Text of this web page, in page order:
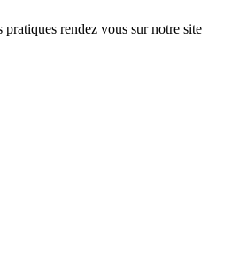
pratiques rendez vous sur notre site